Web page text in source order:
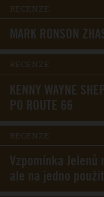
RECENZE
MARK RONSON
RECENZE
KENNY WAYNE
PO ROUTE 66
RECENZE
Vzpomínka
ale na jedno